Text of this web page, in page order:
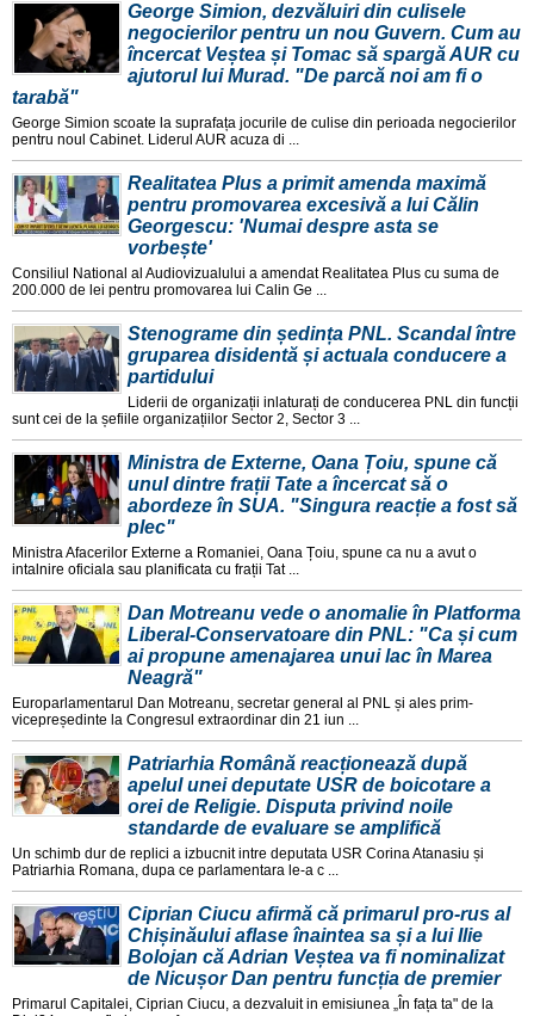
George Simion, dezvăluiri din culisele
negocierilor pentru un nou Guvern. Cum au
încercat Veștea și Tomac să spargă AUR cu
ajutorul lui Murad. "De parcă noi am fi o
tarabă"
George Simion scoate la suprafața jocurile de culise din perioada negocierilor
pentru noul Cabinet. Liderul AUR acuza di ...
Realitatea Plus a primit amenda maximă
pentru promovarea excesivă a lui Călin
Georgescu: 'Numai despre asta se
vorbește'
Consiliul National al Audiovizualului a amendat Realitatea Plus cu suma de
200.000 de lei pentru promovarea lui Calin Ge ...
Stenograme din ședința PNL. Scandal între
gruparea disidentă și actuala conducere a
partidului
Liderii de organizații inlaturați de conducerea PNL din funcții
sunt cei de la șefiile organizațiilor Sector 2, Sector 3 ...
Ministra de Externe, Oana Țoiu, spune că
unul dintre frații Tate a încercat să o
abordeze în SUA. "Singura reacție a fost să
plec"
Ministra Afacerilor Externe a Romaniei, Oana Țoiu, spune ca nu a avut o
intalnire oficiala sau planificata cu frații Tat ...
Dan Motreanu vede o anomalie în Platforma
Liberal-Conservatoare din PNL: "Ca și cum
ai propune amenajarea unui lac în Marea
Neagră"
Europarlamentarul Dan Motreanu, secretar general al PNL și ales prim-
vicepreședinte la Congresul extraordinar din 21 iun ...
Patriarhia Română reacționează după
apelul unei deputate USR de boicotare a
orei de Religie. Disputa privind noile
standarde de evaluare se amplifică
Un schimb dur de replici a izbucnit intre deputata USR Corina Atanasiu și
Patriarhia Romana, dupa ce parlamentara le-a c ...
Ciprian Ciucu afirmă că primarul pro-rus al
Chișinăului aflase înaintea sa și a lui Ilie
Bolojan că Adrian Veștea va fi nominalizat
de Nicușor Dan pentru funcția de premier
Primarul Capitalei, Ciprian Ciucu, a dezvaluit in emisiunea „În fața ta" de la